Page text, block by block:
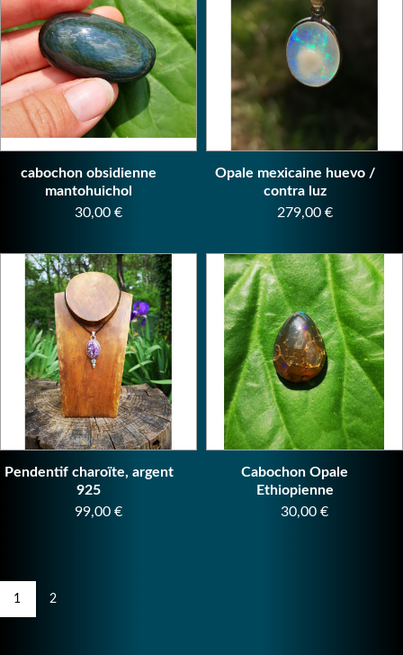
cabochon obsidienne
mantohuichol
Prix
30,00 €
Opale mexicaine huevo /
contra luz
Prix
279,00 €
Pendentif charoïte, argent
925
Prix
99,00 €
Cabochon Opale
Ethiopienne
Prix
30,00 €
1 2